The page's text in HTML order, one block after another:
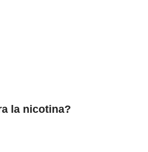
la nicotina?